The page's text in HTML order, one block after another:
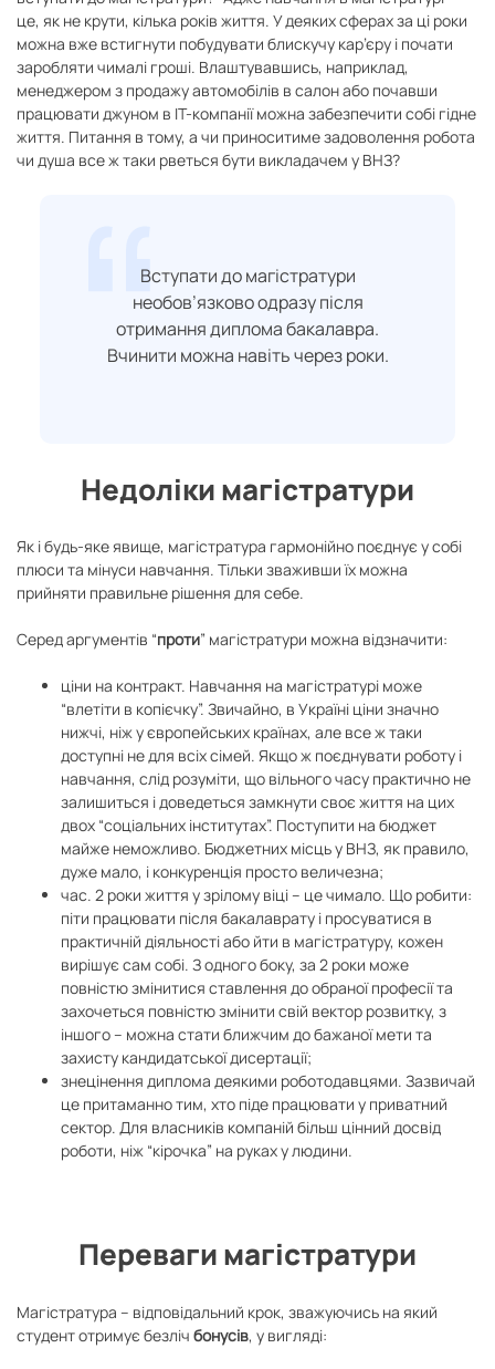
це, як не крути, кілька років життя. У деяких сферах за ці роки
можна вже встигнути побудувати блискучу кар’єру і почати
заробляти чималі гроші. Влаштувавшись, наприклад,
менеджером з продажу автомобілів в салон або почавши
працювати джуном в ІТ-компанії можна забезпечити собі гідне
життя. Питання в тому, а чи приноситиме задоволення робота
чи душа все ж таки рветься бути викладачем у ВНЗ?
Вступати до магістратури
необов’язково одразу після
отримання диплома бакалавра.
Вчинити можна навіть через роки.
Недоліки магістратури
Як і будь-яке явище, магістратура гармонійно поєднує у собі
плюси та мінуси навчання. Тільки зваживши їх можна
прийняти правильне рішення для себе.
Серед аргументів “проти” магістратури можна відзначити:
ціни на контракт. Навчання на магістратурі може
“влетіти в копієчку”. Звичайно, в Україні ціни значно
нижчі, ніж у європейських країнах, але все ж таки
доступні не для всіх сімей. Якщо ж поєднувати роботу і
навчання, слід розуміти, що вільного часу практично не
залишиться і доведеться замкнути своє життя на цих
двох “соціальних інститутах”. Поступити на бюджет
майже неможливо. Бюджетних місць у ВНЗ, як правило,
дуже мало, і конкуренція просто величезна;
час. 2 роки життя у зрілому віці – це чимало. Що робити:
піти працювати після бакалаврату і просуватися в
практичній діяльності або йти в магістратуру, кожен
вирішує сам собі. З одного боку, за 2 роки може
повністю змінитися ставлення до обраної професії та
захочеться повністю змінити свій вектор розвитку, з
іншого – можна стати ближчим до бажаної мети та
захисту кандидатської дисертації;
знецінення диплома деякими роботодавцями. Зазвичай
це притаманно тим, хто піде працювати у приватний
сектор. Для власників компаній більш цінний досвід
роботи, ніж “кірочка” на руках у людини.
Переваги магістратури
Магістратура – відповідальний крок, зважуючись на який
студент отримує безліч бонусів, у вигляді: